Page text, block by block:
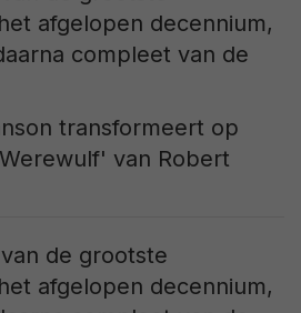
transformeert op
van Robert